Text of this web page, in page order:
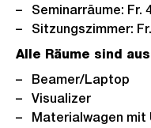
Seminarräume: Fr.
Sitzungszimmer:
Alle Räume sind
Beamer/Laptop
Visualizer
Materialwagen